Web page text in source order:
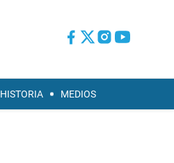
HISTORIA MEDIOS